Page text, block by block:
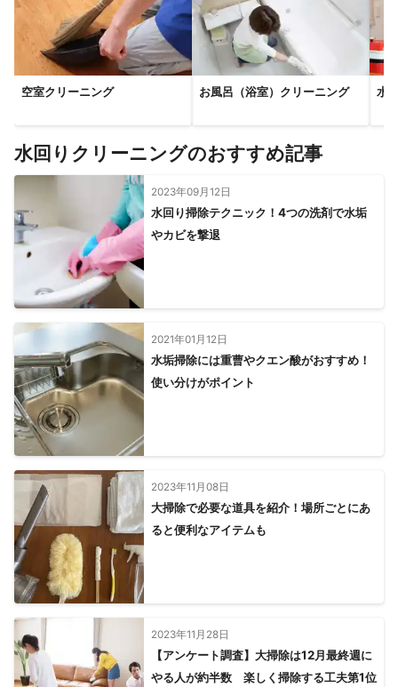
空室クリーニング お風呂（浴室）クリーニング 水
水回りクリーニングのおすすめ記事
2023年09月12日
水回り掃除テクニック！4つの洗剤で水垢
やカビを撃退
2021年01月12日
水垢掃除には重曹やクエン酸がおすすめ！
使い分けがポイント
2023年11月08日
大掃除で必要な道具を紹介！場所ごとにあ
ると便利なアイテムも
2023年11月28日
【アンケート調査】大掃除は12月最終週に
やる人が約半数 楽しく掃除する工夫第1位